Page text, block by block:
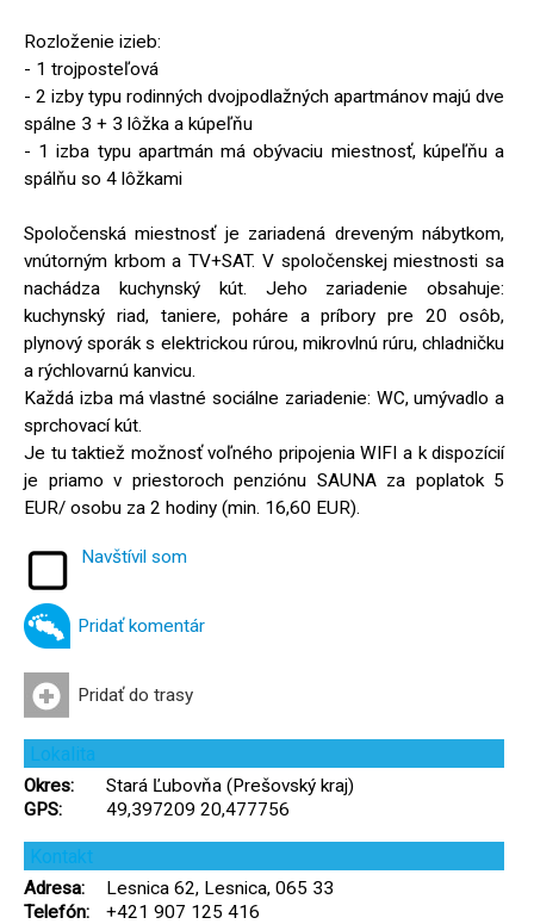
Rozloženie izieb:
- 1 trojposteľová
- 2 izby typu rodinných dvojpodlažných apartmánov majú dve
spálne 3 + 3 lôžka a kúpeľňu
- 1 izba typu apartmán má obývaciu miestnosť, kúpeľňu a
spálňu so 4 lôžkami
Spoločenská miestnosť je zariadená dreveným nábytkom,
vnútorným krbom a TV+SAT. V spoločenskej miestnosti sa
nachádza kuchynský kút. Jeho zariadenie obsahuje:
kuchynský riad, taniere, poháre a príbory pre 20 osôb,
plynový sporák s elektrickou rúrou, mikrovlnú rúru, chladničku
a rýchlovarnú kanvicu.
Každá izba má vlastné sociálne zariadenie: WC, umývadlo a
sprchovací kút.
Je tu taktiež možnosť voľného pripojenia WIFI a k dispozícií
je priamo v priestoroch penziónu SAUNA za poplatok 5
EUR/ osobu za 2 hodiny (min. 16,60 EUR).
Navštívil som
Pridať komentár
Pridať do trasy
Lokalita
Okres:
Stará Ľubovňa (Prešovský kraj)
GPS:
49,397209 20,477756
Kontakt
Adresa:
Lesnica 62, Lesnica, 065 33
Telefón:
+421 907 125 416